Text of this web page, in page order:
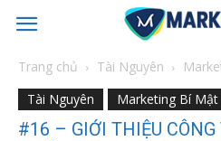
Trang chủ Tài Nguyên
Tài Nguyên
Marketing Bí Mật
#16 – GIỚI THIỆU